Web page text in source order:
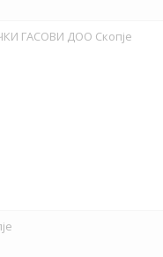
ГАСОВИ ДОО Скопје